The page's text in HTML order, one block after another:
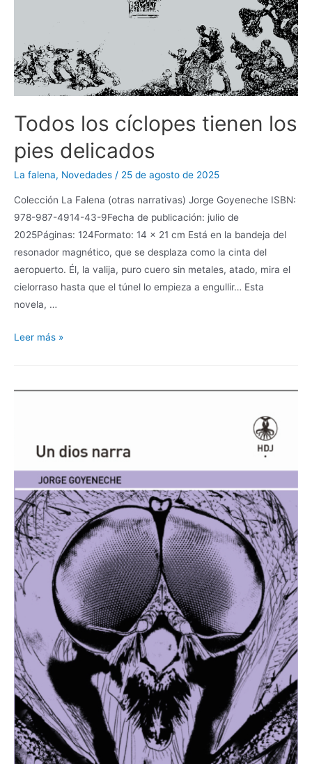
Todos los cíclopes tienen los
pies delicados
La falena, Novedades / 25 de agosto de 2025
Colección La Falena (otras narrativas) Jorge Goyeneche ISBN:
978-987-4914-43-9Fecha de publicación: julio de
2025Páginas: 124Formato: 14 x 21 cm Está en la bandeja del
resonador magnético, que se desplaza como la cinta del
aeropuerto. Él, la valija, puro cuero sin metales, atado, mira el
cielorraso hasta que el túnel lo empieza a engullir… Esta
novela, …
Leer más »